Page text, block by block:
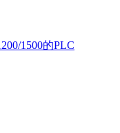
1500的PLC